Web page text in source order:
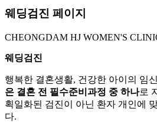
웨딩검진 페이지
CHEONGDAM HJ WOMEN'S
웨딩검진
행복한 결혼생활, 건강한 아이의 임
은 결혼 전 필수준비과정 중 하나로
획일화된 검진이 아닌 환자 개인에
다.